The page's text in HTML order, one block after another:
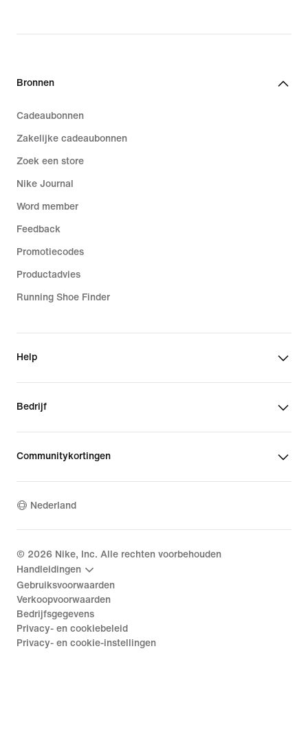
Bronnen
Cadeaubonnen
Zakelijke cadeaubonnen
Zoek een store
Nike Journal
Word member
Feedback
Promotiecodes
Productadvies
Running Shoe Finder
Help
Bedrijf
Communitykortingen
Nederland
© 2026 Nike, Inc. Alle rechten voorbehouden
Handleidingen
Gebruiksvoorwaarden
Verkoopvoorwaarden
Bedrijfsgegevens
Privacy- en cookiebeleid
Privacy- en cookie-instellingen